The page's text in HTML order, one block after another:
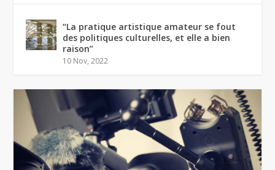
“La pratique artistique amateur se fout
des politiques culturelles, et elle a bien
raison”
10 Nov, 2022